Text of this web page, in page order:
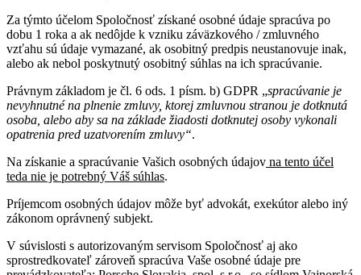
Za týmto účelom Spoločnosť získané osobné údaje spracúva po
dobu 1 roka a ak nedôjde k vzniku záväzkového / zmluvného
vzťahu sú údaje vymazané, ak osobitný predpis neustanovuje inak,
alebo ak nebol poskytnutý osobitný súhlas na ich spracúvanie.
Právnym základom je čl. 6 ods. 1 písm. b) GDPR „spracúvanie je
nevyhnutné na plnenie zmluvy, ktorej zmluvnou stranou je dotknutá
osoba, alebo aby sa na základe žiadosti dotknutej osoby vykonali
opatrenia pred uzatvorením zmluvy“.
Na získanie a spracúvanie Vašich osobných údajov na tento účel
teda nie je potrebný Váš súhlas.
Príjemcom osobných údajov môže byť advokát, exekútor alebo iný
zákonom oprávnený subjekt.
V súvislosti s autorizovaným servisom Spoločnosť aj ako
sprostredkovateľ zároveň spracúva Vaše osobné údaje pre